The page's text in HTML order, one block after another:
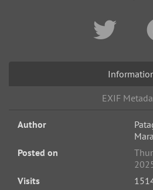
EXIF
Author
Posted on
Visits